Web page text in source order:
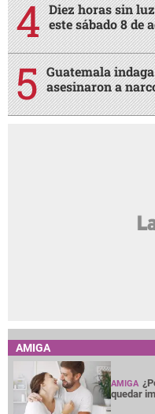
Diez horas sin
este sábado 8 de
Guatemala
asesinaron a
AMIGA
AMIGA
quedar